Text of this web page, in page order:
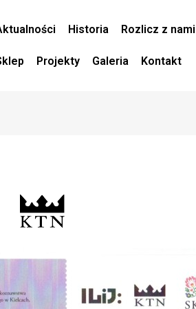
Historia Rozlicz z
Projekty Galeria Kontakt